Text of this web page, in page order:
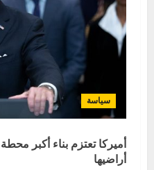
سياسة
أميركا تعتزم بناء أكبر
أراضيها